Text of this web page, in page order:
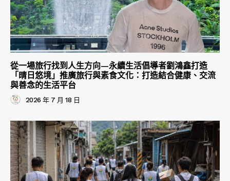
從一場旅行找到人生方向—永續生活倡導者劉鴻鑫打造
「晴日悠境」推廣旅行與素食文化：打造結合健康、交流
與善念的生活平台
2026 年 7 月 18 日